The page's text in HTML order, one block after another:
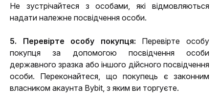
Не зустрічайтеся з особами, які відмовляються
надати належне посвідчення особи.
5. Перевірте особу покупця: Перевірте особу
покупця за допомогою посвідчення особи
державного зразка або іншого дійсного посвідчення
особи. Переконайтеся, що покупець є законним
власником акаунта Bybit, з яким ви торгуєте.